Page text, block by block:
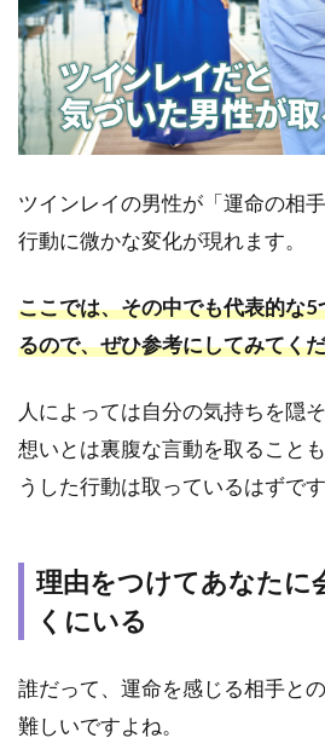
サイ
ン
1.1
理由
をつ
けて
たに
会い
近く
にい
1.2
LINE
や電
話な
イベ
ート
な連
絡が
増え
る
ツインレイの男性が「運命の相
行動に微かな変化が現れます。
ここでは、その中でも代表的な
るので、ぜひ参考にしてみてく
人によっては自分の気持ちを隠
想いとは裏腹な言動を取ること
うした行動は取っているはずです
理由をつけてあなたに
くにいる
誰だって、運命を感じる相手と
難しいですよね。